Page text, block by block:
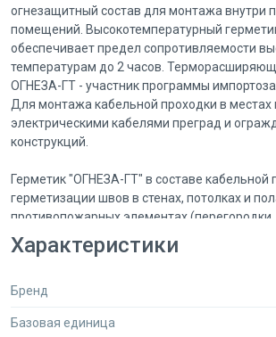
огнезащитный состав для монтажа внутри
помещений. Высокотемпературный
обеспечивает предел сопротивляемости
температурам до 2 часов.
ОГНЕЗА-ГТ - участник программы
Для монтажа кабельной проходки в местах
электрическими кабелями преград и
конструкций.
Герметик "ОГНЕЗА-ГТ" в составе кабельной
герметизации швов в стенах, потолках и
противопожарных элементах (перегородки,
воздуховоды и пр.).
Для придания огнестойкости
здания.
В момент воздействия пожара, под
Характеристики
Бренд
Базовая единица